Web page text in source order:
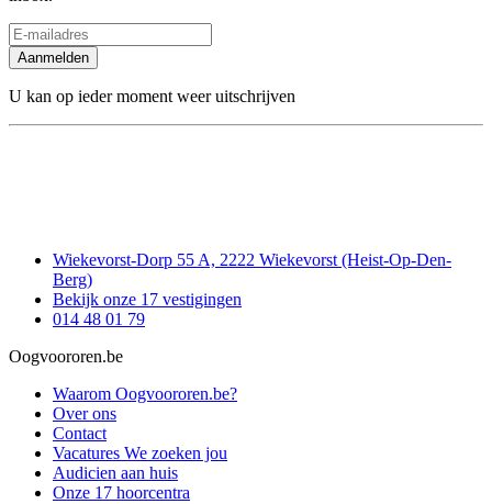
Aanmelden
U kan op ieder moment weer uitschrijven
Wiekevorst-Dorp 55 A, 2222 Wiekevorst (Heist-Op-Den-
Berg)
Bekijk onze 17 vestigingen
014 48 01 79
Oogvoororen.be
Waarom Oogvoororen.be?
Over ons
Contact
Vacatures We zoeken jou
Audicien aan huis
Onze 17 hoorcentra